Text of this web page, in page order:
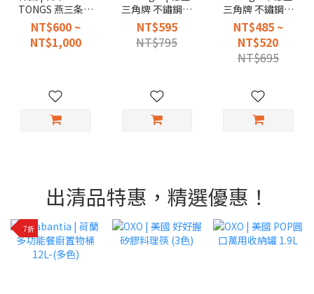
TONGS 燕三条不
鏽鋼擺盤夾19cm
& 24 cm（多
款）
NT$600 ~
NT$1,000
三角牌 不鏽鋼直
柄擺盤夾
15cm（尖頭款）
NT$595
NT$795
三角牌 不鏽鋼直
柄擺盤夾（多規
格）
NT$485 ~
NT$520
NT$695
出清品特惠，精選優惠！
7折